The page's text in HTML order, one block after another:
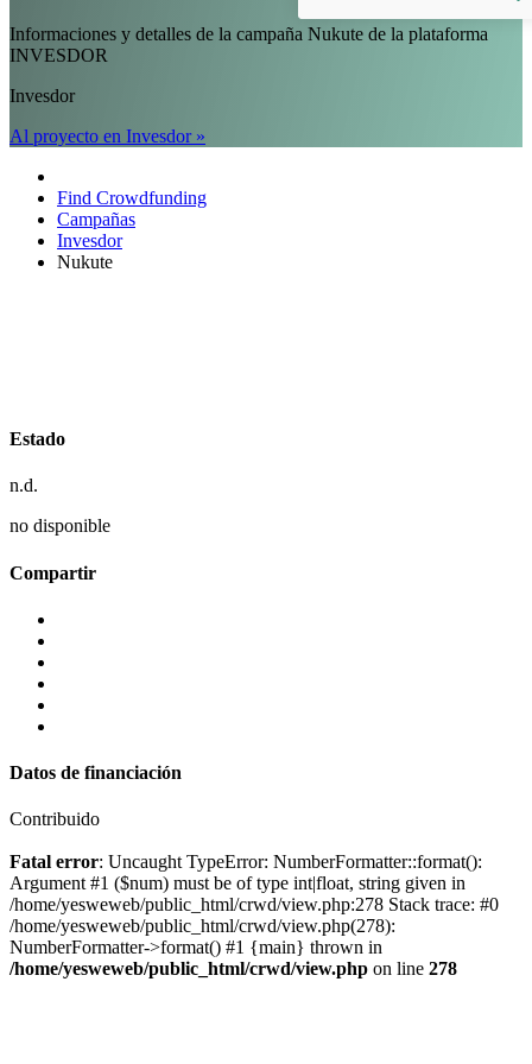
Informaciones y detalles de la campaña Nukute de la plataforma
INVESDOR
Invesdor
Al proyecto en Invesdor »
Find Crowdfunding
Campañas
Invesdor
Nukute
Estado
n.d.
no disponible
Compartir
Datos de financiación
Contribuido
Fatal error: Uncaught TypeError: NumberFormatter::format():
Argument #1 ($num) must be of type int|float, string given in
/home/yesweweb/public_html/crwd/view.php:278 Stack trace: #0
/home/yesweweb/public_html/crwd/view.php(278):
NumberFormatter->format() #1 {main} thrown in
/home/yesweweb/public_html/crwd/view.php on line 278